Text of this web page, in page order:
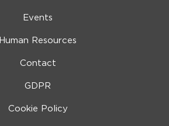
Events
Human Resources
Contact
GDPR
Cookie Policy